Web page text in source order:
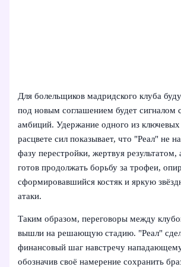
Для болельщиков мадридского клуба
под новым соглашением будет сигналом
амбиций. Удержание одного из ключевых
расцвете сил показывает, что "Реал" не
фазу перестройки, жертвуя результатом,
готов продолжать борьбу за трофеи,
сформировавшийся костяк и яркую
атаки.
Таким образом, переговоры между
вышли на решающую стадию. "Реал"
финансовый шаг навстречу
обозначив своё намерение сохранить